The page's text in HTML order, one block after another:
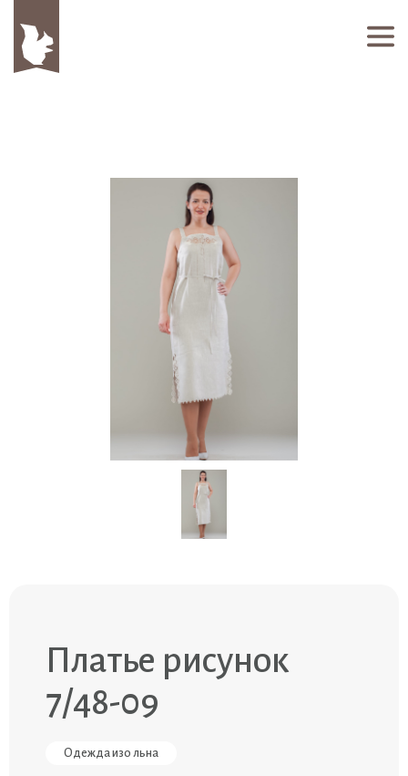
Платье рисунок
7/48-09
Одежда изо льна